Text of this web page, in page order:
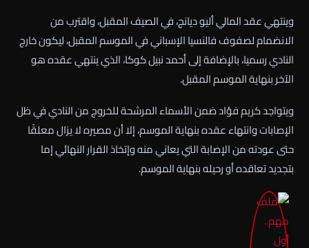
وينتهي عقد المالي أليو ديانج، في الصيف المقبل، واقترب من
الانضمام لصفوف فالنسيا الإسباني في الموسم المقبل، ليكون خارج
النادي رسميا، بالإضافة إلى أحمد نبيل كوكا، الذي ينتهي عقده هو
الآخر بنهاية الموسم المقبل.
ويتواجد كريم فؤاد ضمن الأسماء المرشحة للخروج من النادي في ظل
الإصابات وانتهاء عقده بنهاية الموسم، إلا أن مصيره لا يزال معلقًا
حتى عودته من الإصابة التي يعاني منه وإتخاذ القرار النهائي إما
بتجديد تعاقده أو رحيله بنهاية الموسم.